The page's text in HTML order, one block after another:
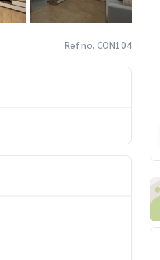
Ref no. CON104